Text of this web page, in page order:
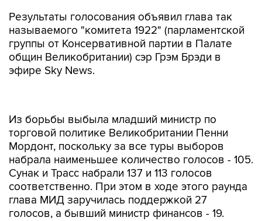
Результаты голосования объявил глава так
называемого "комитета 1922" (парламентской
группы от Консервативной партии в Палате
общин Великобритании) сэр Грэм Брэди в
эфире Sky News.
Из борьбы выбыла младший министр по
торговой политике Великобритании Пенни
Мордонт, поскольку за все туры выборов
набрала наименьшее количество голосов - 105.
Сунак и Трасс набрали 137 и 113 голосов
соответственно. При этом в ходе этого раунда
глава МИД заручилась поддержкой 27
голосов, а бывший министр финансов - 19.